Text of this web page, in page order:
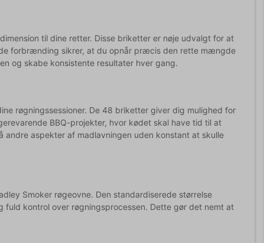
til dine retter. Disse briketter er nøje udvalgt for at
forbrænding sikrer, at du opnår præcis den rette mængde
og skabe konsistente resultater hver gang.
røgningssessioner. De 48 briketter giver dig mulighed for
BBQ-projekter, hvor kødet skal have tid til at
aspekter af madlavningen uden konstant at skulle
Smoker røgeovne. Den standardiserede størrelse
kontrol over røgningsprocessen. Dette gør det nemt at